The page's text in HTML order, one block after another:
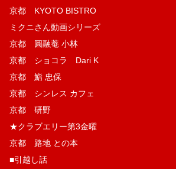
京都 KYOTO BISTRO
ミクニさん動画シリーズ
京都 圓融菴 小林
京都 ショコラ Dari K
京都 鮨 忠保
京都 シンレス カフェ
京都 研野
★クラブエリー第3金曜
京都 路地 との本
■引越し話